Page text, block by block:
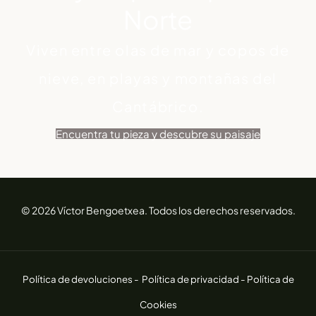
Encuentra tu pieza y descubre su paisaje
© 2026 Víctor Bengoetxea. Todos los derechos reservados.
Política de devoluciones - Política de privacidad - Política de
Cookies